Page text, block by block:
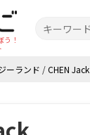
う！
ーランド /CHEN Jack